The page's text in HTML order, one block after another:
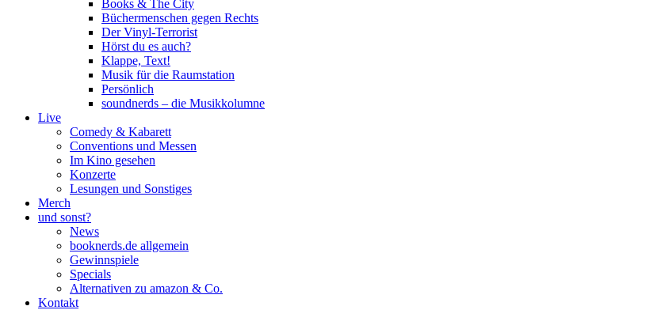
Books & The City
Büchermenschen gegen Rechts
Der Vinyl-Terrorist
Hörst du es auch?
Klappe, Text!
Musik für die Raumstation
Persönlich
soundnerds – die Musikkolumne
Live
Comedy & Kabarett
Conventions und Messen
Im Kino gesehen
Konzerte
Lesungen und Sonstiges
Merch
und sonst?
News
booknerds.de allgemein
Gewinnspiele
Specials
Alternativen zu amazon & Co.
Kontakt